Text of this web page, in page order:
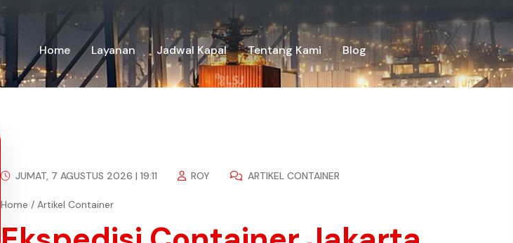
Home Layanan Jadwal Kapal Tentang Kami Blog
JUMAT, 7 AGUSTUS 2026 | 19:11 ROY ARTIKEL CONTAINER
Home / Artikel Container